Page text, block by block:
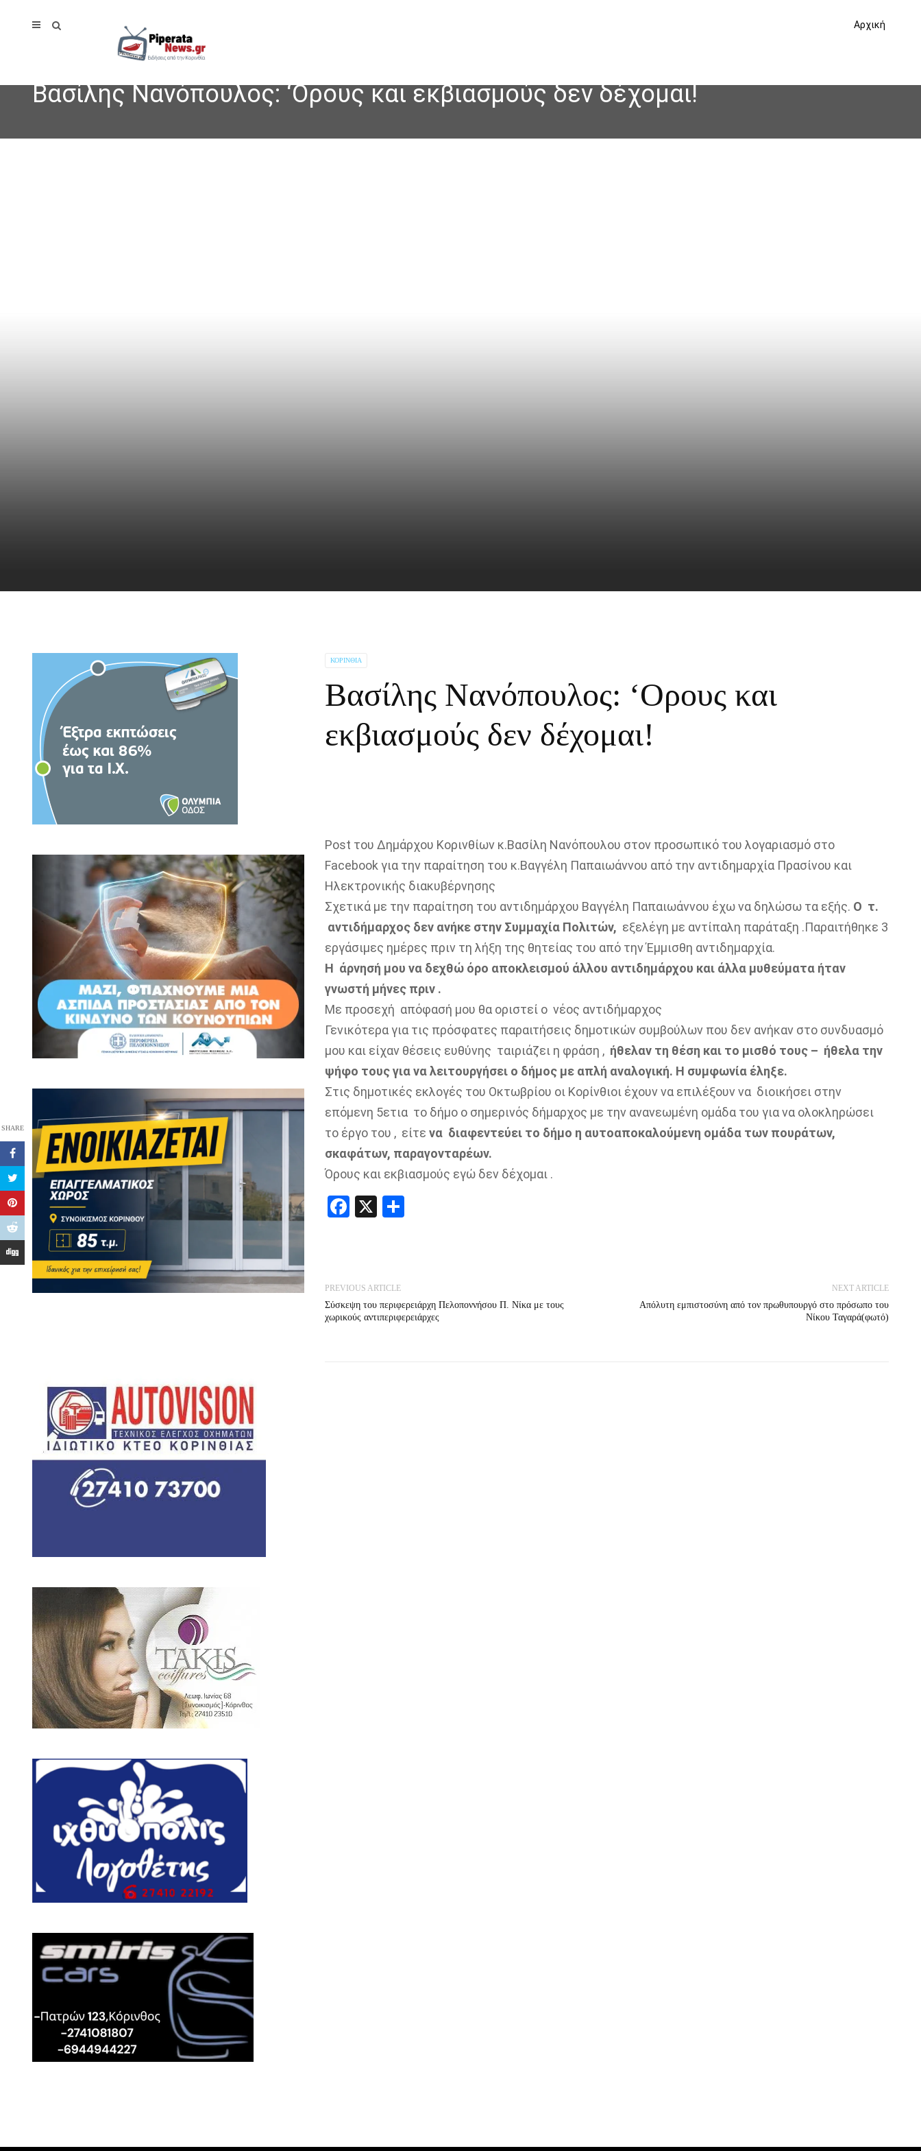
Αρχική
Βασίλης Νανόπουλος: ‘Ορους και εκβιασμούς δεν δέχομαι!
ΚΟΡΙΝΘΊΑ
Βασίλης Νανόπουλος: ‘Ορους και
εκβιασμούς δεν δέχομαι!
SHARE
Post του Δημάρχου Κορινθίων κ.Βασίλη Νανόπουλου στον προσωπικό του λογαριασμό στο
Facebook για την παραίτηση του κ.Βαγγέλη Παπαιωάννου από την αντιδημαρχία Πρασίνου και
Ηλεκτρονικής διακυβέρνησης
Σχετικά με την παραίτηση του αντιδημάρχου Βαγγέλη Παπαιωάννου έχω να δηλώσω τα εξής. Ο τ.
αντιδήμαρχος δεν ανήκε στην Συμμαχία Πολιτών, εξελέγη με αντίπαλη παράταξη .Παραιτήθηκε 3
εργάσιμες ημέρες πριν τη λήξη της θητείας του από την Έμμισθη αντιδημαρχία.
Η άρνησή μου να δεχθώ όρο αποκλεισμού άλλου αντιδημάρχου και άλλα μυθεύματα ήταν
γνωστή μήνες πριν .
Με προσεχή απόφασή μου θα οριστεί ο νέος αντιδήμαρχος
Γενικότερα για τις πρόσφατες παραιτήσεις δημοτικών συμβούλων που δεν ανήκαν στο συνδυασμό
μου και είχαν θέσεις ευθύνης ταιριάζει η φράση , ήθελαν τη θέση και το μισθό τους – ήθελα την
ψήφο τους για να λειτουργήσει ο δήμος με απλή αναλογική. Η συμφωνία έληξε.
Στις δημοτικές εκλογές του Οκτωβρίου οι Κορίνθιοι έχουν να επιλέξουν να διοικήσει στην
επόμενη 5ετια το δήμο ο σημερινός δήμαρχος με την ανανεωμένη ομάδα του για να ολοκληρώσει
το έργο του , είτε να διαφεντεύει το δήμο η αυτοαποκαλούμενη ομάδα των πουράτων,
σκαφάτων, παραγονταρέων.
Όρους και εκβιασμούς εγώ δεν δέχομαι .
Facebook
X Share
PREVIOUS ARTICLE
Σύσκεψη του περιφερειάρχη Πελοποννήσου Π. Νίκα με τους
χωρικούς αντιπεριφερειάρχες
NEXT ARTICLE
Απόλυτη εμπιστοσύνη από τον πρωθυπουργό στο πρόσωπο του
Νίκου Ταγαρά(φωτό)